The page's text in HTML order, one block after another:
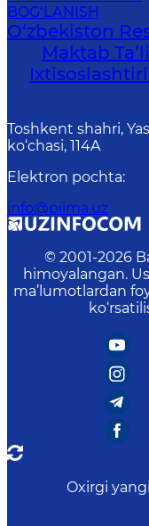
BOG‘LANISH
O‘zbekiston
Maktab
Toshkent shahri,
ko‘chasi, 114A
Elektron pochta:
info@piima.uz
© 2001-2026
himoyalangan.
ma’lumotlardan
Oxirgi